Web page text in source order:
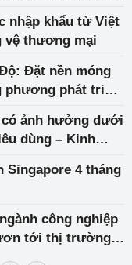
nhập khẩu từ Việt
vệ thương mại
Đặt nền móng
phương phát triển
có ảnh hưởng dưới
dùng – Kinh
Singapore 4 tháng
công nghiệp
tới thị trường